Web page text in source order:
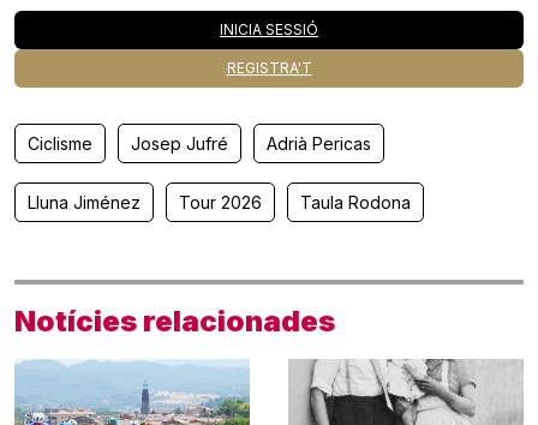
INICIA SESSIÓ
REGISTRA'T
Ciclisme Josep Jufré Adrià Pericas
Lluna Jiménez Tour 2026 Taula Rodona
Notícies relacionades